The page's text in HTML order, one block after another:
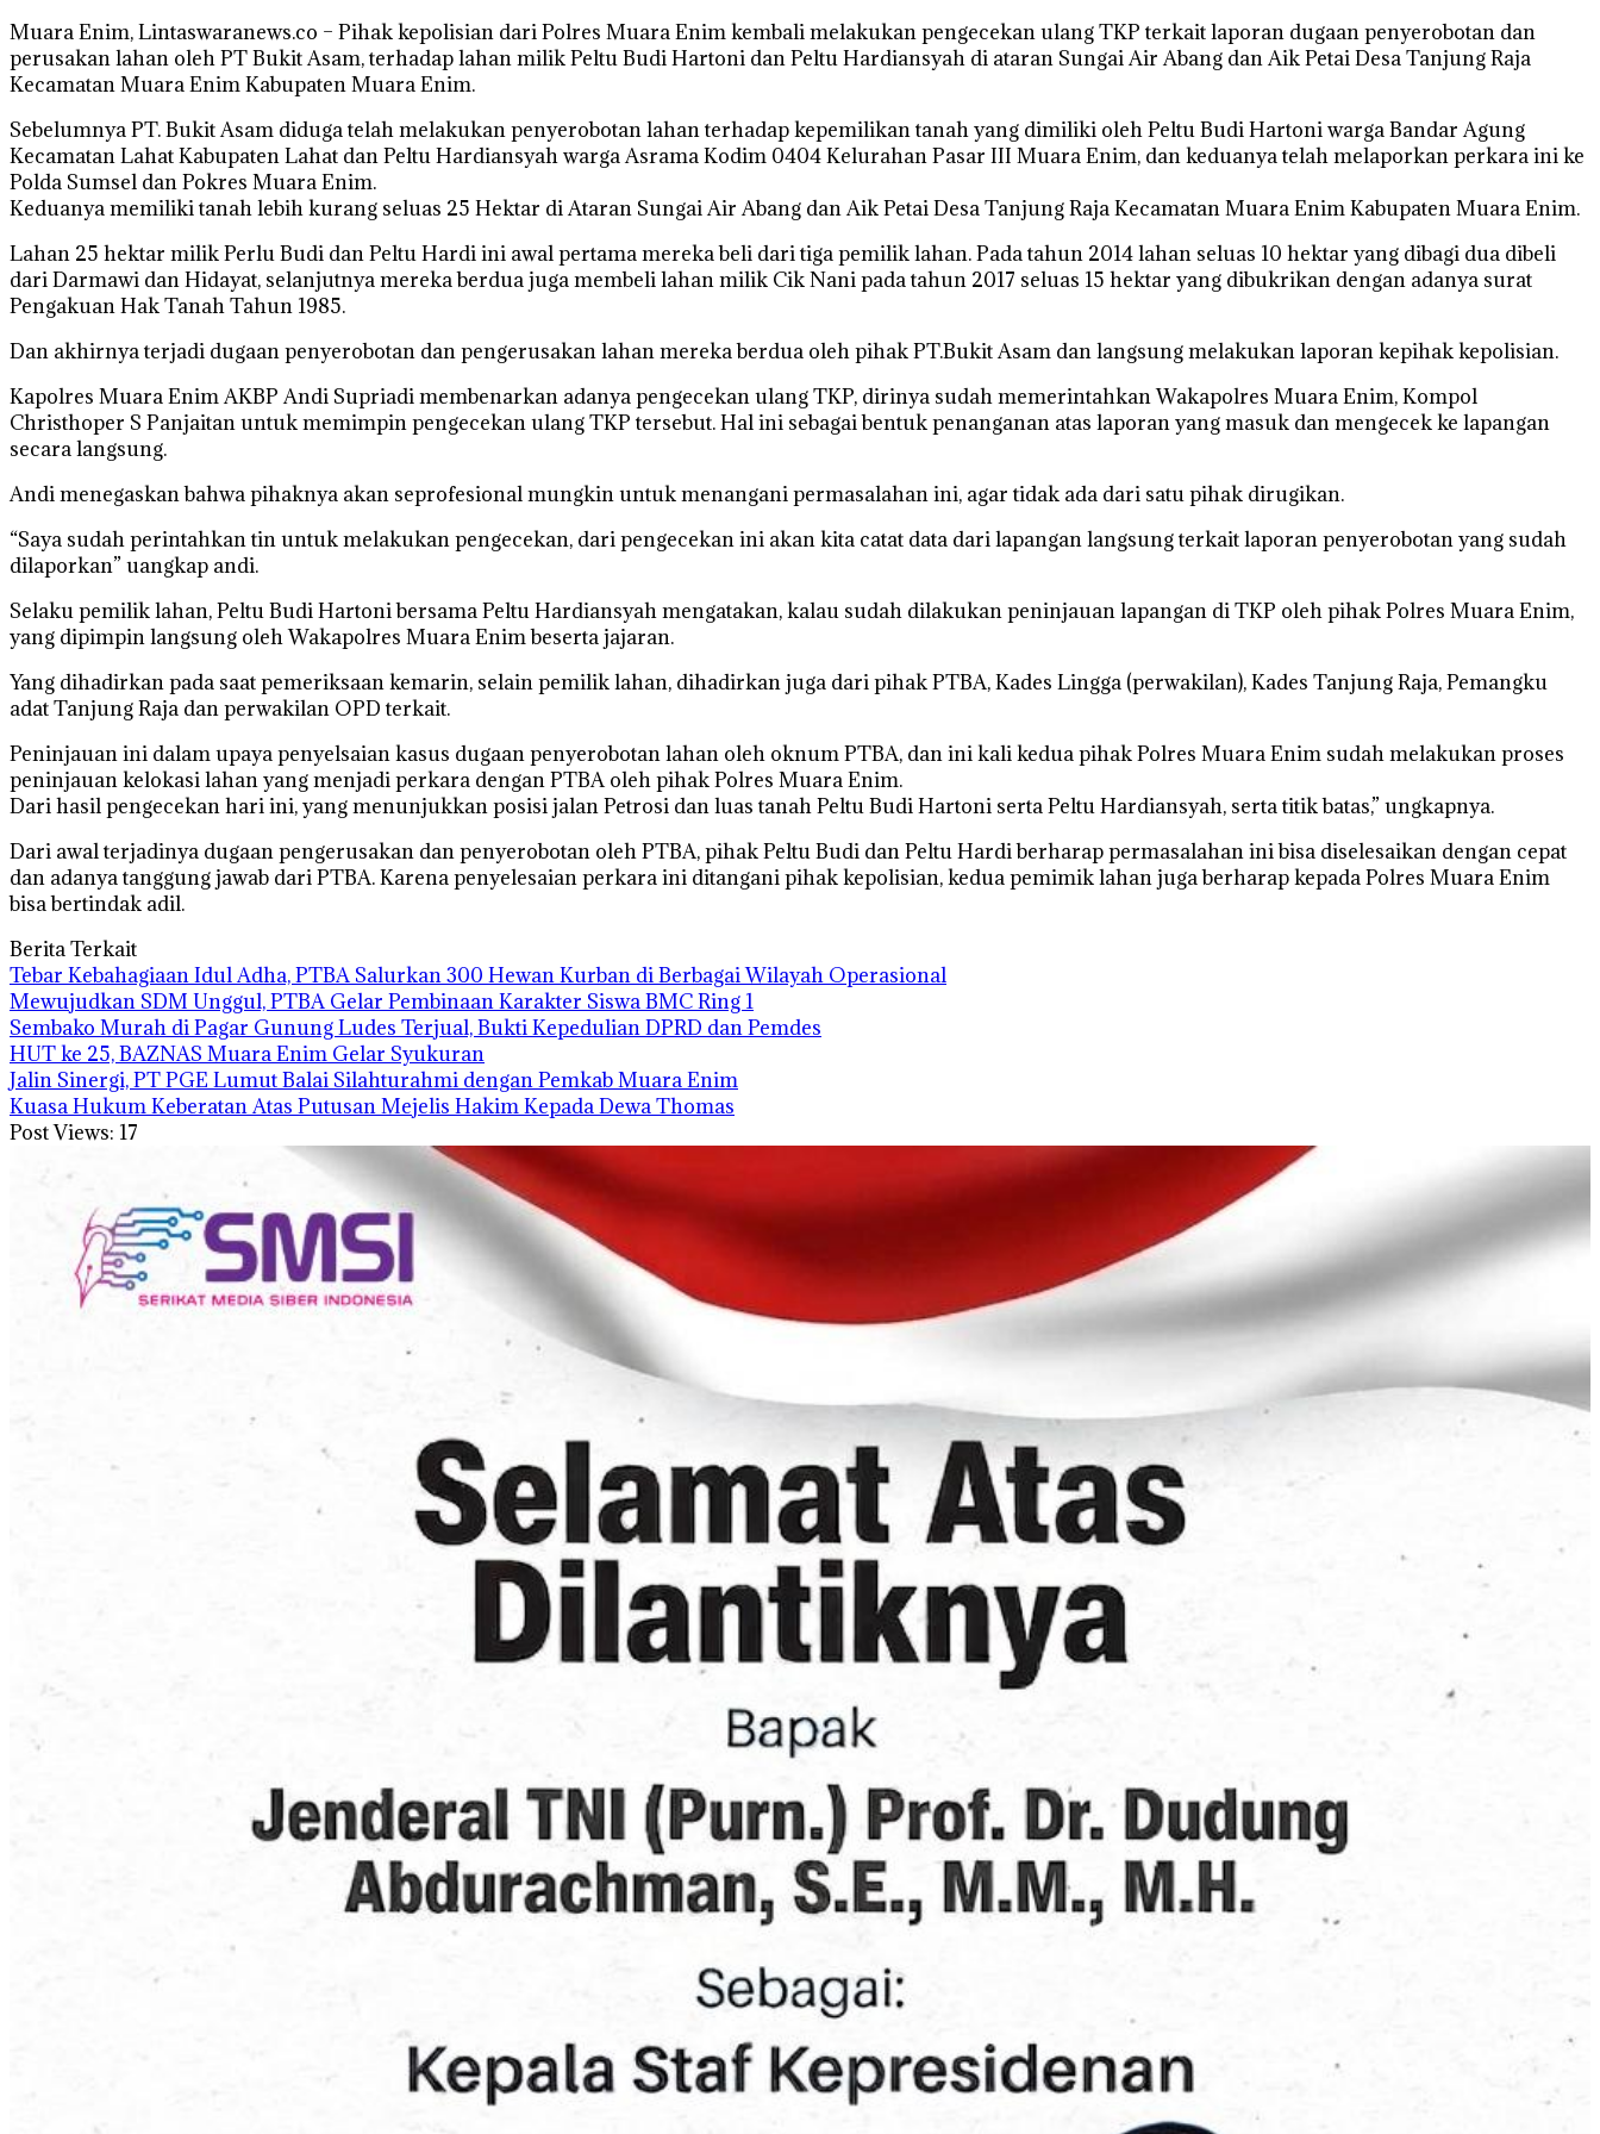
Muara Enim, Lintaswaranews.co – Pihak kepolisian dari Polres Muara Enim kembali melakukan pengecekan ulang TKP terkait laporan dugaan penyerobotan dan
perusakan lahan oleh PT Bukit Asam, terhadap lahan milik Peltu Budi Hartoni dan Peltu Hardiansyah di ataran Sungai Air Abang dan Aik Petai Desa Tanjung Raja
Kecamatan Muara Enim Kabupaten Muara Enim.
Sebelumnya PT. Bukit Asam diduga telah melakukan penyerobotan lahan terhadap kepemilikan tanah yang dimiliki oleh Peltu Budi Hartoni warga Bandar Agung
Kecamatan Lahat Kabupaten Lahat dan Peltu Hardiansyah warga Asrama Kodim 0404 Kelurahan Pasar III Muara Enim, dan keduanya telah melaporkan perkara ini ke
Polda Sumsel dan Pokres Muara Enim.
Keduanya memiliki tanah lebih kurang seluas 25 Hektar di Ataran Sungai Air Abang dan Aik Petai Desa Tanjung Raja Kecamatan Muara Enim Kabupaten Muara Enim.
Lahan 25 hektar milik Perlu Budi dan Peltu Hardi ini awal pertama mereka beli dari tiga pemilik lahan. Pada tahun 2014 lahan seluas 10 hektar yang dibagi dua dibeli
dari Darmawi dan Hidayat, selanjutnya mereka berdua juga membeli lahan milik Cik Nani pada tahun 2017 seluas 15 hektar yang dibukrikan dengan adanya surat
Pengakuan Hak Tanah Tahun 1985.
Dan akhirnya terjadi dugaan penyerobotan dan pengerusakan lahan mereka berdua oleh pihak PT.Bukit Asam dan langsung melakukan laporan kepihak kepolisian.
Kapolres Muara Enim AKBP Andi Supriadi membenarkan adanya pengecekan ulang TKP, dirinya sudah memerintahkan Wakapolres Muara Enim, Kompol
Christhoper S Panjaitan untuk memimpin pengecekan ulang TKP tersebut. Hal ini sebagai bentuk penanganan atas laporan yang masuk dan mengecek ke lapangan
secara langsung.
Andi menegaskan bahwa pihaknya akan seprofesional mungkin untuk menangani permasalahan ini, agar tidak ada dari satu pihak dirugikan.
“Saya sudah perintahkan tin untuk melakukan pengecekan, dari pengecekan ini akan kita catat data dari lapangan langsung terkait laporan penyerobotan yang sudah
dilaporkan” uangkap andi.
Selaku pemilik lahan, Peltu Budi Hartoni bersama Peltu Hardiansyah mengatakan, kalau sudah dilakukan peninjauan lapangan di TKP oleh pihak Polres Muara Enim,
yang dipimpin langsung oleh Wakapolres Muara Enim beserta jajaran.
Yang dihadirkan pada saat pemeriksaan kemarin, selain pemilik lahan, dihadirkan juga dari pihak PTBA, Kades Lingga (perwakilan), Kades Tanjung Raja, Pemangku
adat Tanjung Raja dan perwakilan OPD terkait.
Peninjauan ini dalam upaya penyelsaian kasus dugaan penyerobotan lahan oleh oknum PTBA, dan ini kali kedua pihak Polres Muara Enim sudah melakukan proses
peninjauan kelokasi lahan yang menjadi perkara dengan PTBA oleh pihak Polres Muara Enim.
Dari hasil pengecekan hari ini, yang menunjukkan posisi jalan Petrosi dan luas tanah Peltu Budi Hartoni serta Peltu Hardiansyah, serta titik batas,” ungkapnya.
Dari awal terjadinya dugaan pengerusakan dan penyerobotan oleh PTBA, pihak Peltu Budi dan Peltu Hardi berharap permasalahan ini bisa diselesaikan dengan cepat
dan adanya tanggung jawab dari PTBA. Karena penyelesaian perkara ini ditangani pihak kepolisian, kedua pemimik lahan juga berharap kepada Polres Muara Enim
bisa bertindak adil.
Berita Terkait
Tebar Kebahagiaan Idul Adha, PTBA Salurkan 300 Hewan Kurban di Berbagai Wilayah Operasional
Mewujudkan SDM Unggul, PTBA Gelar Pembinaan Karakter Siswa BMC Ring 1
Sembako Murah di Pagar Gunung Ludes Terjual, Bukti Kepedulian DPRD dan Pemdes
HUT ke 25, BAZNAS Muara Enim Gelar Syukuran
Jalin Sinergi, PT PGE Lumut Balai Silahturahmi dengan Pemkab Muara Enim
Kuasa Hukum Keberatan Atas Putusan Mejelis Hakim Kepada Dewa Thomas
Post Views: 17